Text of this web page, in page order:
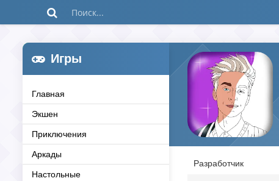
Игры
Главная
Экшен
Приключения
Аркады
Настольные
Разработчик